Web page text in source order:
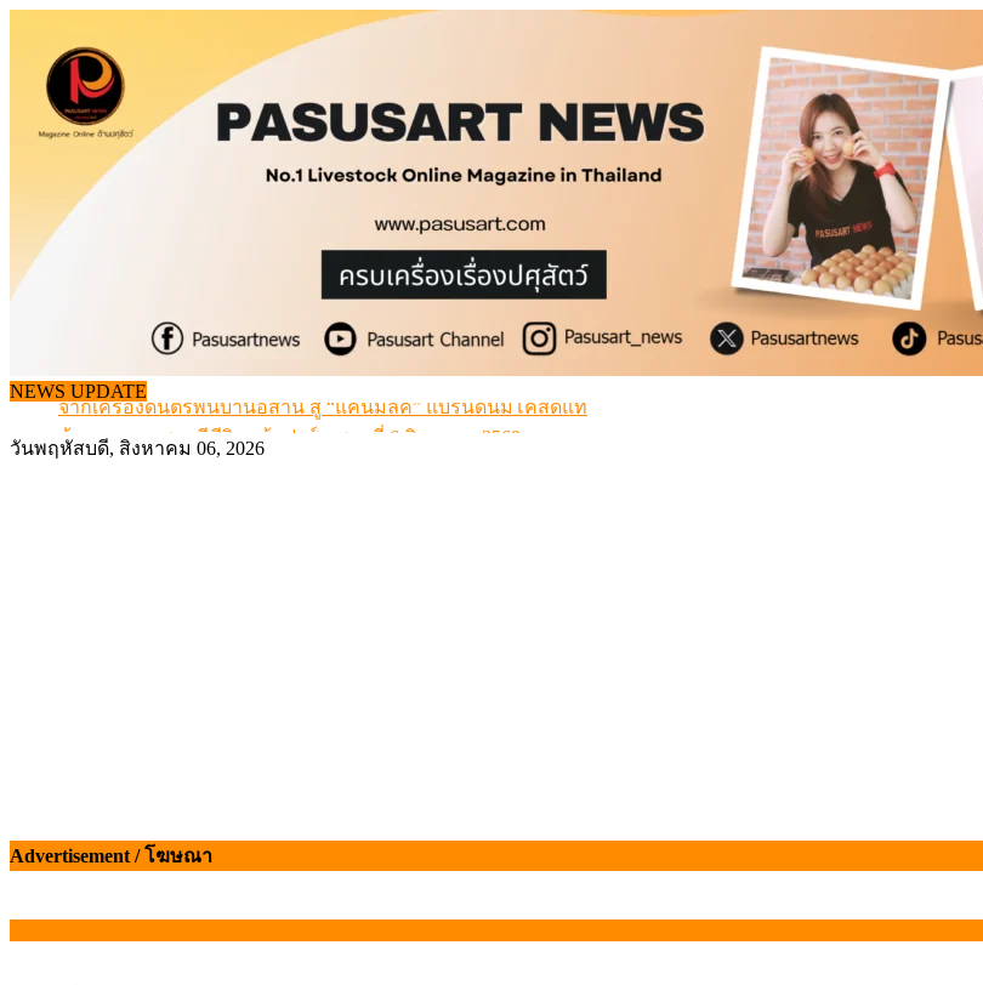
content
NEWS UPDATE
จากเครื่องดนตรีพื้นบ้านอีสาน สู่ “แคนมิลค์” แบรนด์นมโคสดแท้
ข้อมูลราคา สุกรมีชีวิตหน้าฟาร์ม พระที่ 6 สิงหาคม 2569
เดินหน้าดัน “ราคากลางโคเนื้อ” แก้ปัญหาราคาโคเนื้อตกต่ำ
วันพฤหัสบดี, สิงหาคม 06, 2026
Advertisement / โฆษณา